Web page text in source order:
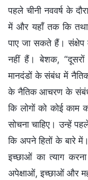
पहले चीनी नववर्ष के
में और यहाँ तक कि
पाए जा सकते हैं।
नहीं हैं। बेशक, “दूसरों
मानदंडों के संबंध में
के नैतिक आचरण के संबंध
कि लोगों को कोई
सोचना चाहिए। उन्हें
कि अपने हितों के बारे
इच्छाओं का त्याग
अपेक्षाओं, इच्छाओं और